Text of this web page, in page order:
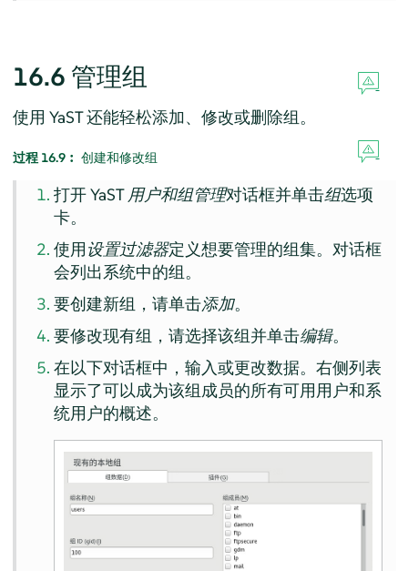
16.6 管理组
使用 YaST 还能轻松添加、修改或删除组。
过程 16.9︰ 创建和修改组
打开 YaST 用户和组管理对话框并单击组选项
卡。
使用设置过滤器定义想要管理的组集。对话框
会列出系统中的组。
要创建新组，请单击添加。
要修改现有组，请选择该组并单击编辑。
在以下对话框中，输入或更改数据。右侧列表
显示了可以成为该组成员的所有可用用户和系
统用户的概述。